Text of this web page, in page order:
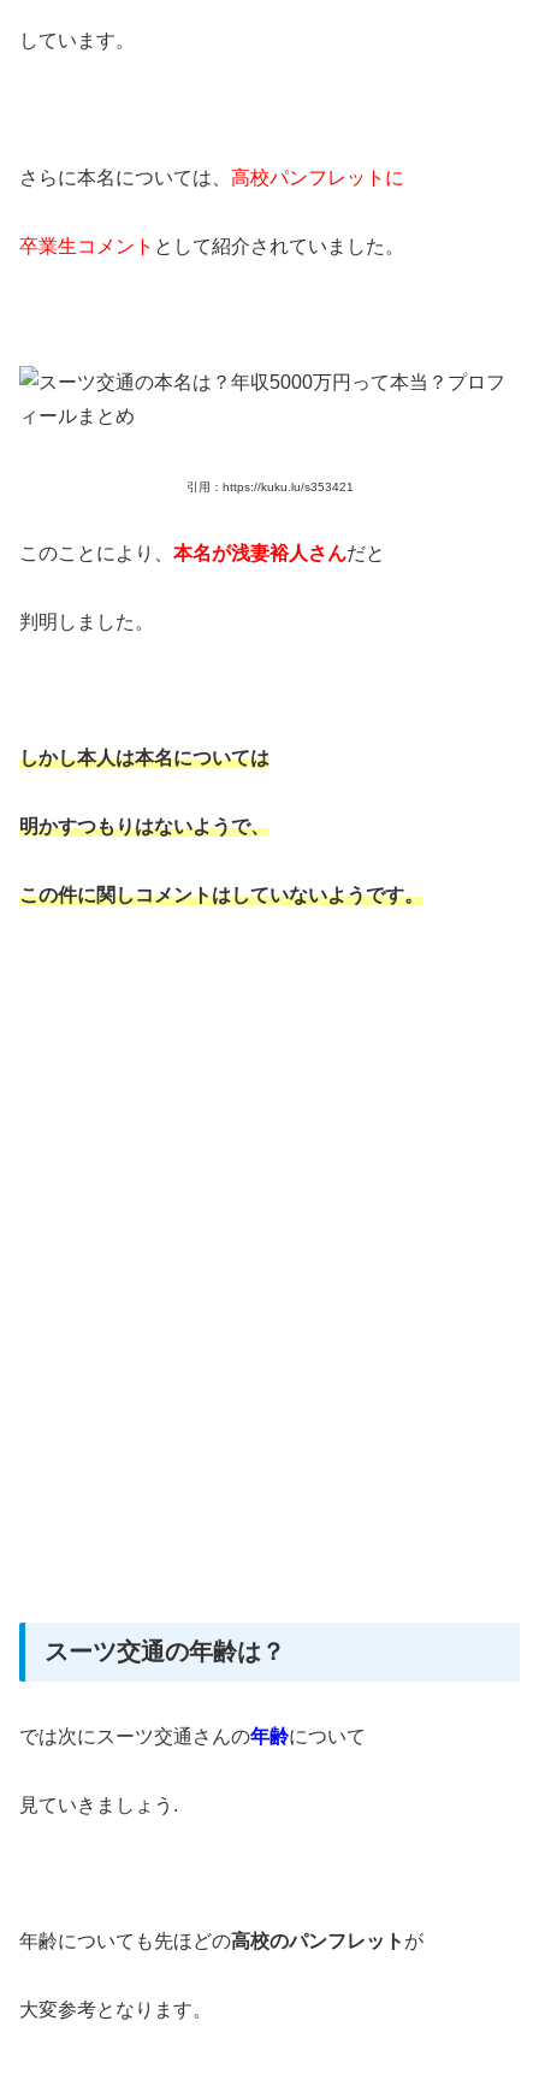
しています。
さらに本名については、 高校パンフレットに
卒業生コメント として紹介されていました。
引用：https://kuku.lu/s353421
このことにより、 本名が浅妻裕人さんだと
判明しました。
しかし本人は本名については
明かすつもりはないようで、
この件に関しコメントはしていないようです。
スーツ交通の年齢は？
では次にスーツ交通さんの年齢について
見ていきましょう.
年齢についても先ほどの高校のパンフレット が
大変参考となります。